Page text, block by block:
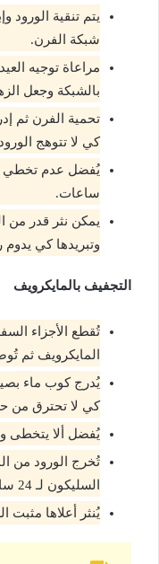
يتم تنقية الورود
شبكة الفرن.
مراعاة توجيه
بالشبكة وجعل
كي لا تتوهج
يُفضل عدم تخطي
ساعات.
يمكن نثر قدر من
وتبريدها كي
التجفيف بالمايكرويف
تُقطع الأجزاء
المايكرويف ثم
يُدرج كوب ماء
كي لا تحترق من
يُفضل ألا يتخطى وقت
تُخرج الورود من
السليكون لـ 24 ساعة كي تبرد.
يُنثر أعلاها مثبت